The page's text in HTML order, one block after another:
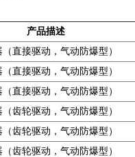
产品描述
直接驱动，气动防爆型）
直接驱动，气动防爆型）
直接驱动，气动防爆型）
齿轮驱动，气动防爆型）
齿轮驱动，气动防爆型）
齿轮驱动，气动防爆型）